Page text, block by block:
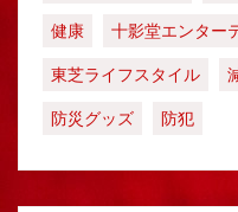
健康
十影堂エンター
東芝ライフスタイル
防災グッズ
防犯